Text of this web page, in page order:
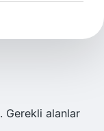
Gerekli alanlar